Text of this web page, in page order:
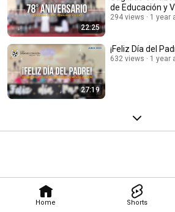
Home Shorts
22:25
de Educación y
294 views 1 year
27:19
¡Feliz Día del
632 views 1 year